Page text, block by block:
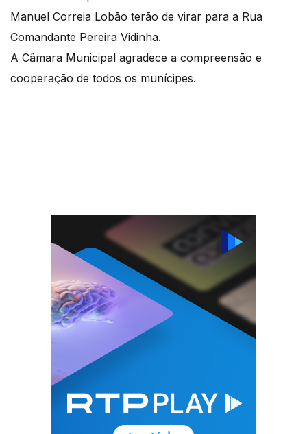
Manuel Correia Lobão terão de virar para a Rua
Comandante Pereira Vidinha.
A Câmara Municipal agradece a compreensão e
cooperação de todos os munícipes.